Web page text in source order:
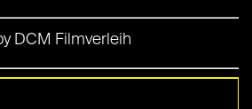
DCM Filmverleih